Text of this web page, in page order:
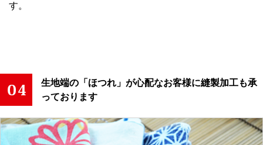
す。
生地端の「ほつれ」が心配なお客様に縫製加工も承
っております